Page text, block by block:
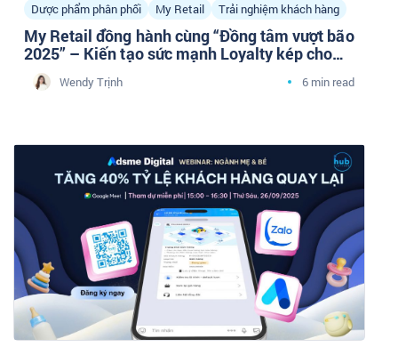
Dược phẩm phân phối My Retail Trải nghiệm khách hàng
My Retail đồng hành cùng “Đồng tâm vượt bão
2025” – Kiến tạo sức mạnh Loyalty kép cho
doanh nghiệp Dược phân phối cùng cộng đồng
Tâm sự Marketing Y Dược
Wendy Trịnh 6 min read